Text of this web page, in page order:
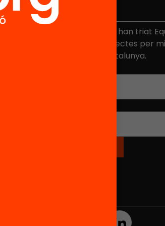
No et perdis res
Més de 40.000 persones ja han triat
iniciatives, propostes i projectes per
qualitat de l'educació a Catalunya.